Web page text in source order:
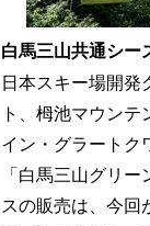
白馬三山共通シー
日本スキー場開発
ト、栂池マウン
イン・グラートク
「白馬三山グリ
スの販売は、今回